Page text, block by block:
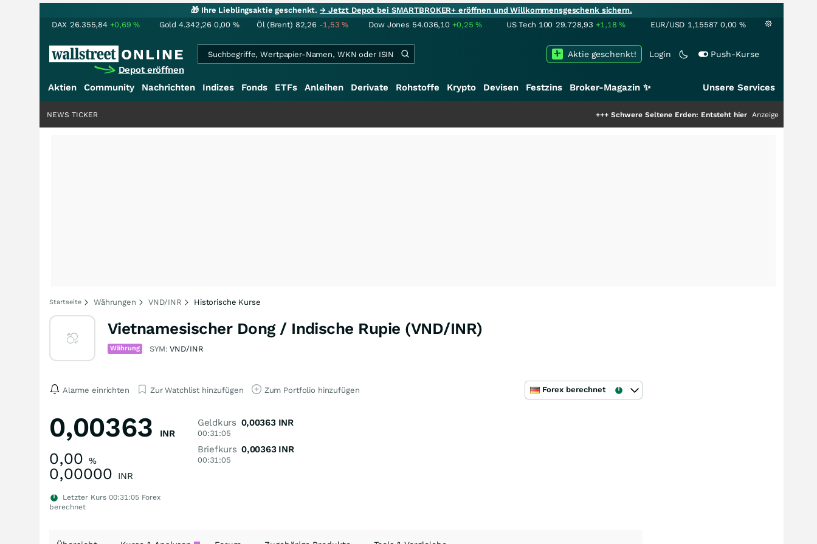
🎁 Ihre Lieblingsaktie geschenkt.→ Jetzt Depot bei SMARTBROKER+ eröffnen und Willkommensgeschenk sichern.
DAX 26.355,84 +0,69% Gold 4.342,26 0,00 % Öl (Brent) 82,26 -1,53% Dow Jones 54.036,10 +0,25% US Tech 100 29.728,93 +1,18% EUR/USD 1,15587 0,00 %
Depot eröffnen
Login Push-Kurse
Aktie geschenkt!
Aktien Community Nachrichten Indizes Fonds ETFs Anleihen Derivate Rohstoffe Krypto Devisen Festzins Broker-Magazin ✨ Unsere Services
Schwere Seltene Erden: Entsteht hier die nächste Milliardenstory?
Anzeige
NEWS TICKER
Startseite Währungen VND/INR Historische Kurse
Vietnamesischer Dong / Indische Rupie (VND/INR)
Währung SYM:VND/INR
Alarme einrichten Zur Watchlist hinzufügen Zum Portfolio hinzufügen Forex berechnet
0,00363 INR
0,00 %
0,00000 INR
Letzter Kurs 00:31:05 Forex
berechnet
Geldkurs
00:31:05
0,00363 INR
Briefkurs
00:31:05
0,00363 INR